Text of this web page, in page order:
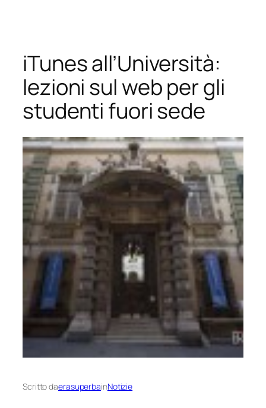
contenuto
iTunes all’Università:
lezioni sul web per gli
studenti fuori sede
Scritto daerasuperbainNotizie